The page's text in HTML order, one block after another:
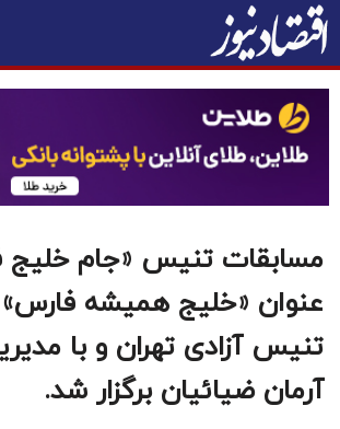
مسابقات تنیس «جام خلیج
عنوان «خلیج همیشه
تنیس آزادی تهران و با
آرمان ضیائیان برگزار شد.